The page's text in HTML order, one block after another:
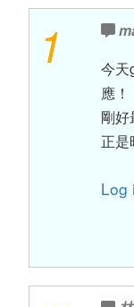
1
今天
應！
剛
正是
Log